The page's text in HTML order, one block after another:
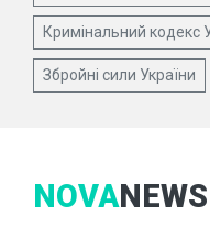
Кримінальний кодекс
Збройні сили України
NOVANEWS